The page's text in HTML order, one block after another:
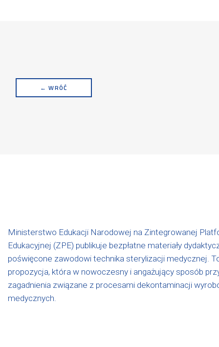
← WRÓĆ
Ministerstwo Edukacji Narodowej na Zintegrowanej
Edukacyjnej (ZPE) publikuje bezpłatne materiały
poświęcone zawodowi technika sterylizacji medycznej.
propozycja, która w nowoczesny i angażujący sposób
zagadnienia związane z procesami dekontaminacji
medycznych.